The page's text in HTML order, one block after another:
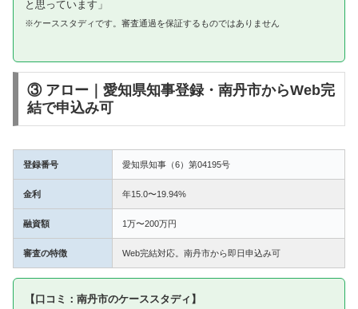
と思っています」
※ケーススタディです。審査通過を保証するものではありません
③ アロー｜愛知県知事登録・南丹市からWeb完
結で申込み可
登録番号 愛知県知事（6）第04195号
金利 年15.0〜19.94%
融資額 1万〜200万円
審査の特徴 Web完結対応。南丹市から即日申込み可
【口コミ：南丹市のケーススタディ】